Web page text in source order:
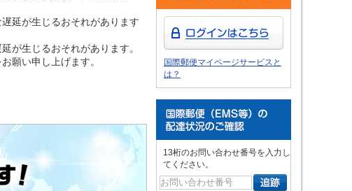
延が生じるおそれがあります
が生じるおそれがあります。
願い申し上げます。
国際郵便マイページサービスと
は？
13桁のお問い合わせ番号を入力し
てください。